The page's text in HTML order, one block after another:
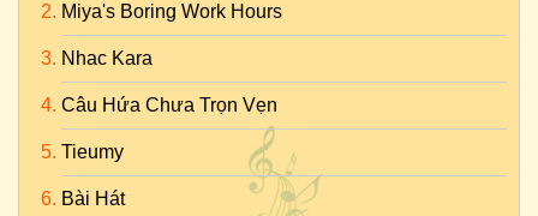
Miya's Boring Work Hours
Nhac Kara
Câu Hứa Chưa Trọn Vẹn
Tieumy
Bài Hát